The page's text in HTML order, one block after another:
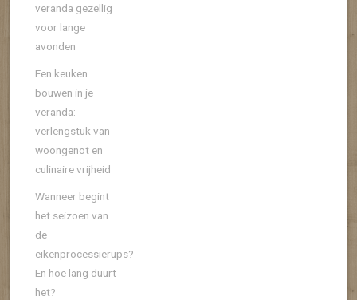
veranda gezellig
voor lange
avonden
Een keuken
bouwen in je
veranda:
verlengstuk van
woongenot en
culinaire vrijheid
Wanneer begint
het seizoen van
de
eikenprocessierups?
En hoe lang duurt
het?